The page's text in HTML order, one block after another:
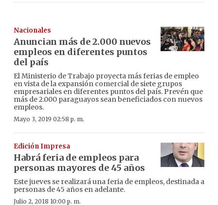
Nacionales
Anuncian más de 2.000 nuevos
empleos en diferentes puntos
del país
El Ministerio de Trabajo proyecta más ferias de empleo
en vista de la expansión comercial de siete grupos
empresariales en diferentes puntos del país. Prevén que
más de 2.000 paraguayos sean beneficiados con nuevos
empleos.
Mayo 3, 2019 02:58 p. m.
Edición Impresa
Habrá feria de empleos para
personas mayores de 45 años
Este jueves se realizará una feria de empleos, destinada a
personas de 45 años en adelante.
Julio 2, 2018 10:00 p. m.